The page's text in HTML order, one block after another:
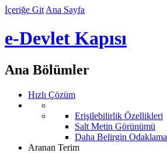
İçeriğe Git Ana Sayfa
e-Devlet Kapısı
Ana Bölümler
Hızlı Çözüm
Erişilebilirlik Özellikleri
Salt Metin Görünümü
Daha Belirgin Odaklama
Aranan Terim